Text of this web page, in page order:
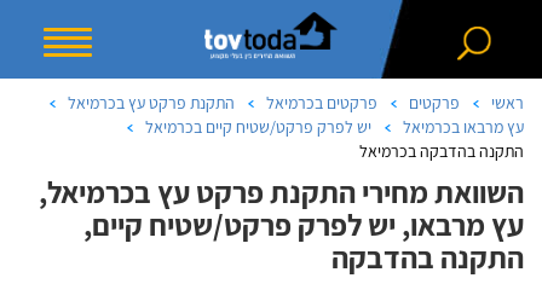
ראשי פרקטים פרקטים בכרמיאל
התקנת פרקט עץ בכרמיאל
עץ מרבאו בכרמיאל
יש לפרק פרקט/שטיח קיים בכרמיאל
התקנה בהדבקה בכרמיאל
השוואת מחירי התקנת פרקט עץ בכרמיאל,
עץ מרבאו, יש לפרק פרקט/שטיח קיים,
התקנה בהדבקה